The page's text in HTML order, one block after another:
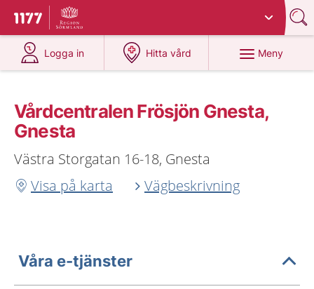
Till startsidan för 1177
Du har valt region
Logga in
på 1177.se
Hitta vård
på 1177.se
Meny
Vårdcentralen Frösjön Gnesta,
Gnesta
Västra Storgatan 16-18, Gnesta
Visa på karta
Vägbeskrivning
Våra e-tjänster